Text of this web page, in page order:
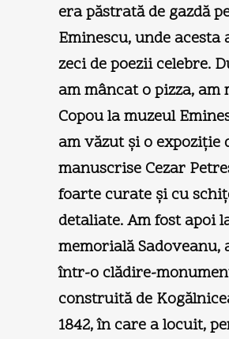
era păstrată de gazdă
Eminescu, unde acesta
zeci de poezii celebre.
am mâncat o pizza, am
Copou la muzeul
am văzut şi o expoziţie
manuscrise Cezar
foarte curate şi cu
detaliate. Am fost apoi
memorială Sadoveanu,
într-o clădire-
construită de
1842, în care a locuit,